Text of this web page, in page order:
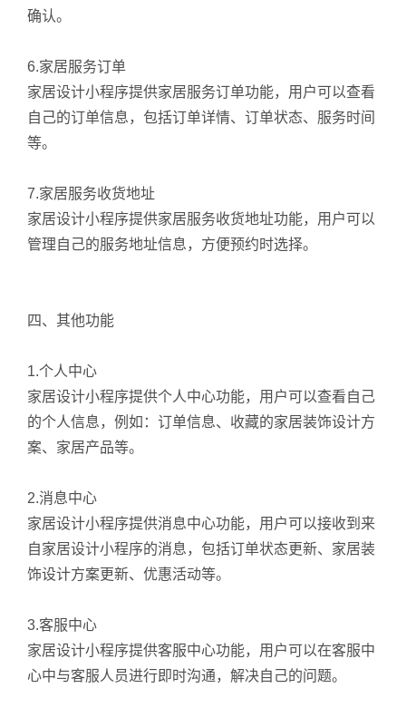
确认。
6.家居服务订单
家居设计小程序提供家居服务订单功能，用户可以查看
自己的订单信息，包括订单详情、订单状态、服务时间
等。
7.家居服务收货地址
家居设计小程序提供家居服务收货地址功能，用户可以
管理自己的服务地址信息，方便预约时选择。
四、其他功能
1.个人中心
家居设计小程序提供个人中心功能，用户可以查看自己
的个人信息，例如：订单信息、收藏的家居装饰设计方
案、家居产品等。
2.消息中心
家居设计小程序提供消息中心功能，用户可以接收到来
自家居设计小程序的消息，包括订单状态更新、家居装
饰设计方案更新、优惠活动等。
3.客服中心
家居设计小程序提供客服中心功能，用户可以在客服中
心中与客服人员进行即时沟通，解决自己的问题。